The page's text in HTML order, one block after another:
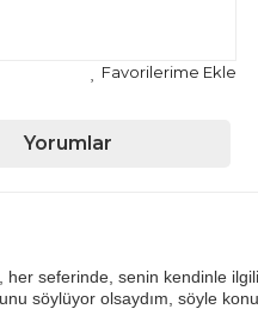
Yorumlar
seferinde, senin kendinle
söylüyor olsaydım, söyle